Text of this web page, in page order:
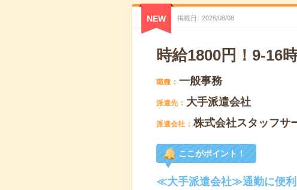
NEW 掲載日 2026/08/08
時給1800円！9-16
職種 一般事務
派遣先 大手派遣会社
派遣会社 株式会社スタッフサ
ここがポイント！
≪大手派遣会社≫通勤に便利